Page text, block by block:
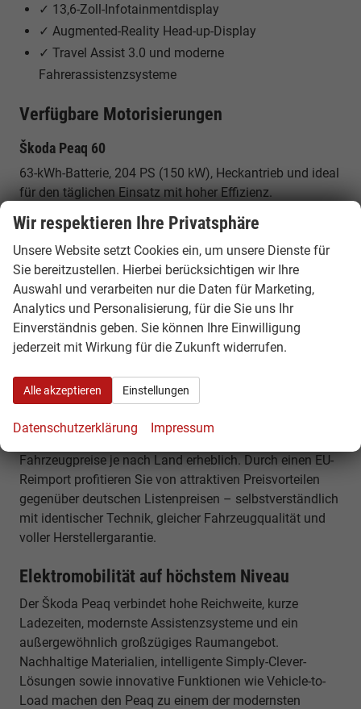
✓ 13,6-Zoll-Infotainmentdisplay
✓ Augmented-Reality Head-up-Display
✓ Travel Assist 3.0 und moderne
Fahrerassistenzsysteme
Verfügbare Motorisierungen
Škoda Peaq 60
63-kWh-Batterie, 204 PS (150 kW), Heckantrieb und ideal
für den täglichen Einsatz mit hoher Effizienz.
Škoda Peaq 90
91-kWh-Batterie, 286 PS (210 kW), Heckantrieb und bis
zu 642 Kilometer WLTP-Reichweite.
Škoda Peaq 90x
91-kWh-Batterie, 299 PS (220 kW), Allradantrieb und
maximale Traktion für jede Jahreszeit.
Warum ein Škoda Peaq EU Reimport
Fahrzeugpreise je nach Land erheblich. Durch einen EU-
Reimport profitieren Sie von attraktiven Preisvorteilen
gegenüber deutschen Listenpreisen – selbstverständlich
mit identischer Technik, gleicher Fahrzeugqualität und
voller Herstellergarantie.
Elektromobilität auf höchstem Niveau
Der Škoda Peaq verbindet hohe Reichweite, kurze
Ladezeiten, modernste Assistenzsysteme und ein
außergewöhnlich großzügiges Raumangebot.
Nachhaltige Materialien, intelligente Simply-Clever-
Lösungen sowie innovative Funktionen wie Vehicle-to-
Load machen den Peaq zu einem der modernsten
Wir respektieren Ihre Privatsphäre
Unsere Website setzt Cookies ein, um unsere Dienste für
Sie bereitzustellen. Hierbei berücksichtigen wir Ihre
Auswahl und verarbeiten nur die Daten für Marketing,
Analytics und Personalisierung, für die Sie uns Ihr
Einverständnis geben. Sie können Ihre Einwilligung
jederzeit mit Wirkung für die Zukunft widerrufen.
Alle akzeptieren Einstellungen
Datenschutzerklärung Impressum